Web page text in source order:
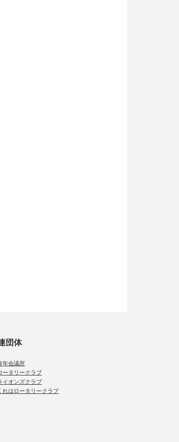
団体
年会議所
ータリークラブ
イオンズクラブ
れはロータリークラブ